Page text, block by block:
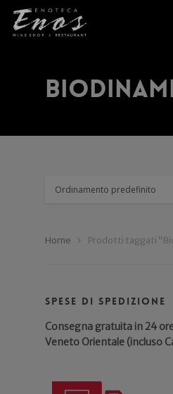
Home Prodotti taggati
Spese di spedizione
Consegna gratuita in 24
Veneto Orientale (incluso